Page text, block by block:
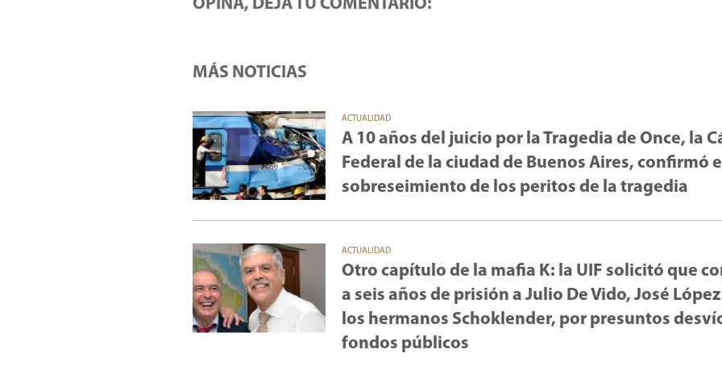
OPINÁ, DEJÁ TU COMENTARIO:
MÁS NOTICIAS
ACTUALIDAD
A 10 años del juicio por la Tragedia de Once, la
Federal de la ciudad de Buenos Aires, confirmó
sobreseimiento de los peritos de la tragedia
ACTUALIDAD
Otro capítulo de la mafia K: la UIF solicitó que
a seis años de prisión a Julio De Vido, José López
los hermanos Schoklender, por presuntos
fondos públicos